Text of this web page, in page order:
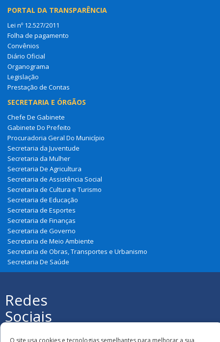
PORTAL DA TRANSPARÊNCIA
Lei nº 12.527/2011
Folha de pagamento
Convênios
Diário Oficial
Organograma
Legislação
Prestação de Contas
SECRETARIA E ÓRGÃOS
Chefe De Gabinete
Gabinete Do Prefeito
Procuradoria Geral Do Município
Secretaria da Juventude
Secretaria da Mulher
Secretaria De Agricultura
Secretaria de Assistência Social
Secretaria de Cultura e Turismo
Secretaria de Educação
Secretaria de Esportes
Secretaria de Finanças
Secretaria de Governo
Secretaria de Meio Ambiente
Secretaria de Obras, Transportes e Urbanismo
Secretaria De Saúde
Redes
Sociais
Todos os direitos reservados à Prefeitura
O site usa cookies e tecnologias semelhantes para melhorar a sua